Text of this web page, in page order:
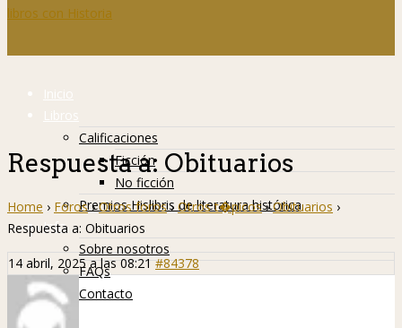
Inicio
Libros
Calificaciones
Ficción
No ficción
Premios Hislibris de literatura histórica
Info
Sobre nosotros
FAQs
Contacto
Hislibreños
Respuesta a: Obituarios
Home › Foros › Otros foros › Otros t�picos › Obituarios ›
Respuesta a: Obituarios
14 abril, 2025 a las 08:21 #84378